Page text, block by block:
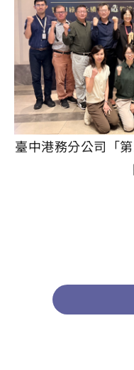
臺中港務分公司「